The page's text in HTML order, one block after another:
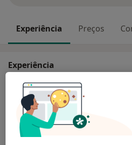
Experiência Preços
Experiência
Especialista em Psicologia
Psicoterapeuta.
Principais doenças tratadas
Anorexia Nervosa
Transtorno Da Personalidade